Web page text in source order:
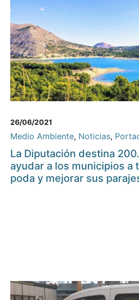
26/06/2021
Medio Ambiente, Noticias,
La Diputación destina
ayudar a los municipios a
poda y mejorar sus